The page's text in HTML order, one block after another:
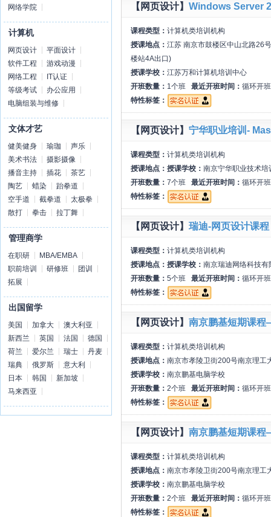
网络学院
计算机
网页设计
平面设计
软件工程
游戏动漫
网络工程
IT认证
等级考试
办公应用
电脑组装与维修
文体才艺
健美健身 瑜珈
声乐
美术书法
摄影摄像
播音主持
插花
茶艺
陶艺
蜡染
跆拳道
空手道
截拳道
太极拳
散打
拳击 拉丁舞
管理商学
在职研
MBA/EMBA
职前培训
研修班
团训
拓展
出国留学
美国 加拿大
澳大利亚
新西兰
英国 法国
德国
荷兰
爱尔兰 瑞士
丹麦
瑞典
俄罗斯
意大利
日本
韩国
新加坡
马来西亚
【网页设计】 Windows Server
课程类型： 计算机类培训机构
授课地点： 江苏 南京市鼓楼区中山北路26
楼站4A出口)
授课学校： 江苏万和计算机培训中心
开班数量： 1个班 最近开班时间： 循环开班
特性标签：
【网页设计】 宁华职业培训-
课程类型： 计算机类培训机构
授课地点： 授课学校： 南京宁华职业技术培
开班数量： 7个班 最近开班时间： 循环开班
特性标签：
【网页设计】 瑞迪-网页设计课程
课程类型： 计算机类培训机构
授课地点： 授课学校： 南京瑞迪网络科技
开班数量： 5个班 最近开班时间： 循环开班
特性标签：
【网页设计】 南京鹏基短期课
课程类型： 计算机类培训机构
授课地点： 南京市孝陵卫街200号南京理工
授课学校： 南京鹏基电脑学校
开班数量： 2个班 最近开班时间： 循环开班
特性标签：
【网页设计】 南京鹏基短期课
课程类型： 计算机类培训机构
授课地点： 南京市孝陵卫街200号南京理工
授课学校： 南京鹏基电脑学校
开班数量： 2个班 最近开班时间： 循环开班
特性标签：